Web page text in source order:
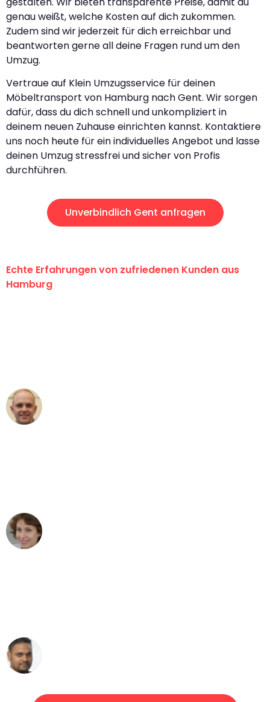
genau weißt, welche Kosten auf dich zukommen.
Zudem sind wir jederzeit für dich erreichbar und
beantworten gerne all deine Fragen rund um den
Umzug.
Vertraue auf Klein Umzugsservice für deinen
Möbeltransport von Hamburg nach Gent. Wir sorgen
dafür, dass du dich schnell und unkompliziert in
deinem neuen Zuhause einrichten kannst. Kontaktiere
uns noch heute für ein individuelles Angebot und lasse
deinen Umzug stressfrei und sicher von Profis
durchführen.
Unverbindlich Gent anfragen
Echte Erfahrungen von zufriedenen Kunden aus
Hamburg